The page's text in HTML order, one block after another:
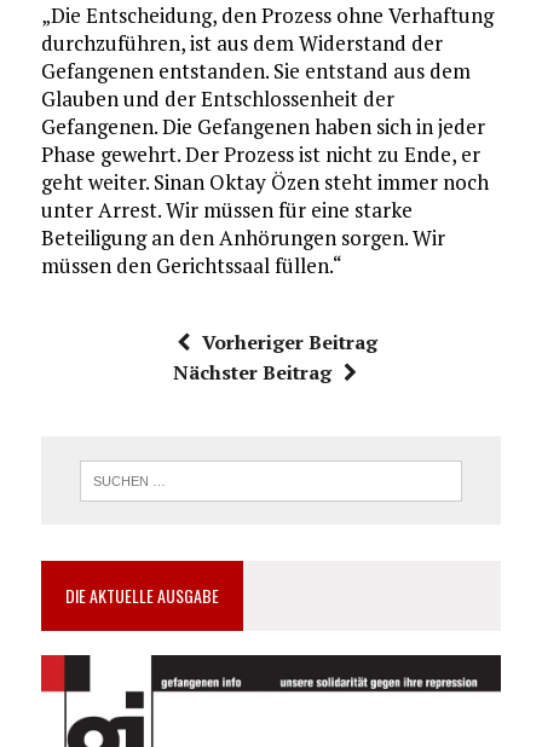
„Die Entscheidung, den Prozess ohne Verhaftung
durchzuführen, ist aus dem Widerstand der
Gefangenen entstanden. Sie entstand aus dem
Glauben und der Entschlossenheit der
Gefangenen. Die Gefangenen haben sich in jeder
Phase gewehrt. Der Prozess ist nicht zu Ende, er
geht weiter. Sinan Oktay Özen steht immer noch
unter Arrest. Wir müssen für eine starke
Beteiligung an den Anhörungen sorgen. Wir
müssen den Gerichtssaal füllen.“
Vorheriger Beitrag
Nächster Beitrag
DIE AKTUELLE AUSGABE